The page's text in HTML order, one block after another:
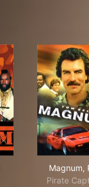
Magnum,
Pirate